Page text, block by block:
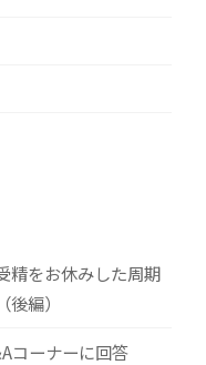
精をお休みした周期
編）
コーナーに回答